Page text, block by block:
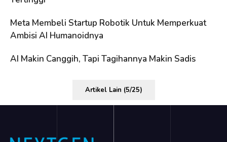
Meta Membeli Startup Robotik Untuk Memperkuat
Ambisi AI Humanoidnya
AI Makin Canggih, Tapi Tagihannya Makin Sadis
Artikel Lain (5/25)